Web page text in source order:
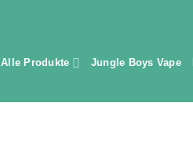
Alle Produkte Jungle Boys Vape